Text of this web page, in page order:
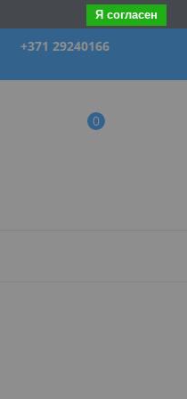
+371 29240166
0
Я согласен